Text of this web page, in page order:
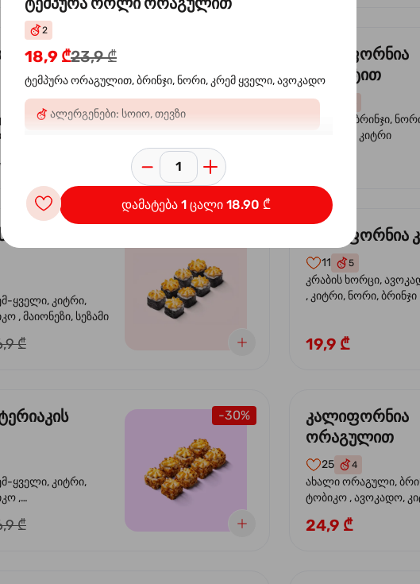
ყველი, კიტრი,
, მაიონეზი,
₾
კალიფორნია
კრევეტით
კრევეტი, ბრინჯი,
ავოკადო, კიტრი
ყველი, კიტრი,
, მაიონეზი, სეზამი
₾
კალიფორნია
11 5
კრაბის ხორცი,
, კიტრი, ნორი, ბრინჯი
19,9 ₾
-30%
ყველი, კიტრი,
,
სოუსი
₾
კალიფორნია
ორაგულით
25 4
ახალი ორაგული,
ტობიკო , ავოკადო,
24,9 ₾
2
18,9 ₾23,9 ₾
ტემპურა ორაგულით, ბრინჯი, ნორი, კრემ ყველი, ავოკადო
ალერგენები: სოიო, თევზი
დამატება 1 ცალი 18.90 ₾